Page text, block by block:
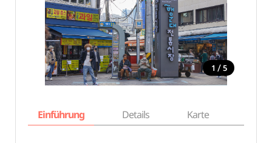
1 / 5
Einführung Details Karte